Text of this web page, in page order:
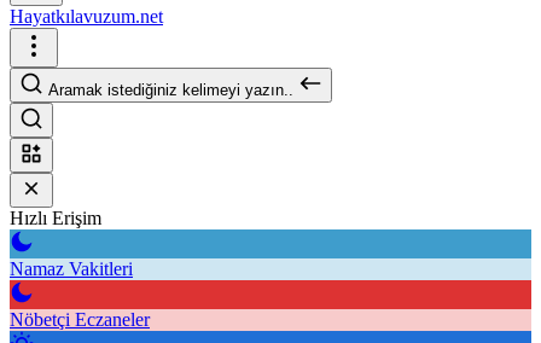
Hayatkılavuzum.net
Aramak istediğiniz kelimeyi yazın..
Hızlı Erişim
Namaz Vakitleri
Nöbetçi Eczaneler